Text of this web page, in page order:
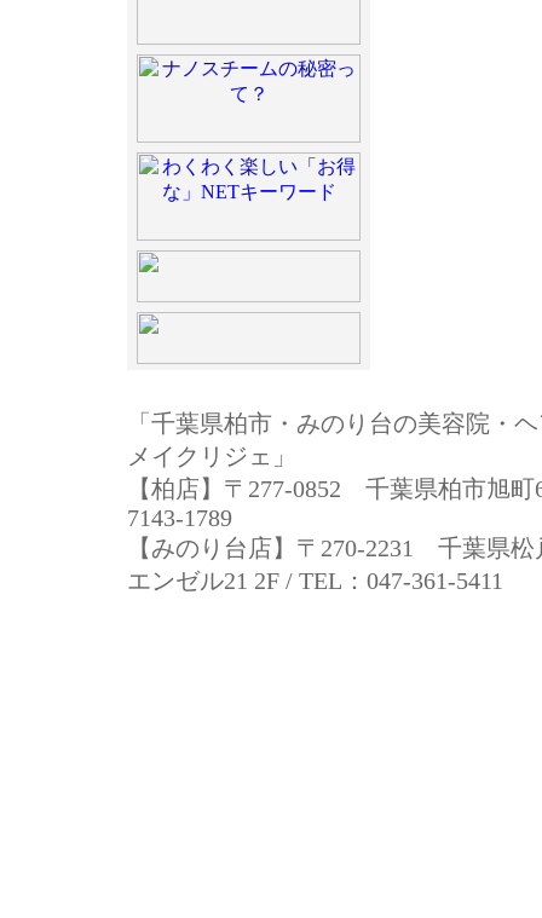
「千葉県柏市・みのり台の美容院・
メイクリジェ」
【柏店】〒277-0852 千葉県柏市旭町
7143-1789
【みのり台店】〒270-2231 千葉県松
エンゼル21 2F / TEL：047-361-5411